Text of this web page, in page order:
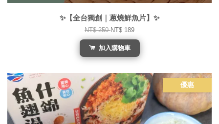
✨【全台獨創｜蔥燒鮮魚片】✨
NT$ 250NT$ 189
加入購物車
優惠